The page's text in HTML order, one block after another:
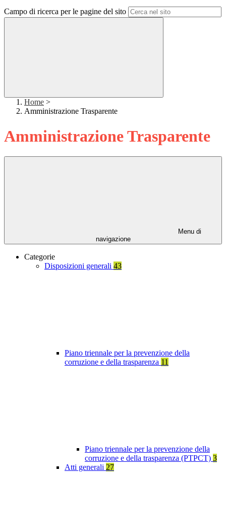
Campo di ricerca per le pagine del sito
Home >
Amministrazione Trasparente
Amministrazione Trasparente
Menu di
navigazione
Categorie
Disposizioni generali 43
Piano triennale per la prevenzione della
corruzione e della trasparenza 11
Piano triennale per la prevenzione della
corruzione e della trasparenza (PTPCT) 3
Atti generali 27